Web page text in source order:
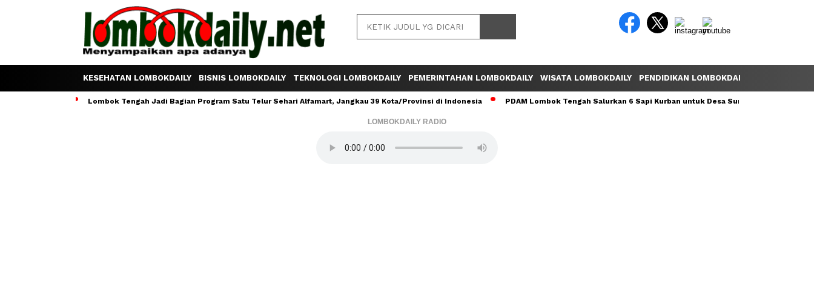
KESEHATAN LOMBOKDAILY BISNIS LOMBOKDAILY TEKNOLOGI LOMBOKDAILY PEMERINTAHAN LOMBOKDAILY WISATA LOMBOKDAILY PENDIDIKAN LOMBOKDAILY
Lombok Tengah Jadi Bagian Program Satu Telur Sehari Alfamart, Jangkau 39 Kota/Provinsi di Indonesia PDAM Lombok Tengah Salurkan 6 Sapi Kurban untuk Desa Sumber Mata Air
LOMBOKDAILY RADIO